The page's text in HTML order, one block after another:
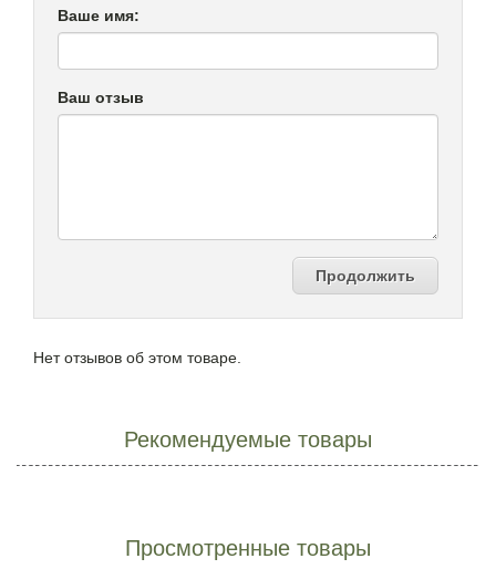
Ваше имя:
Ваш отзыв
Продолжить
Нет отзывов об этом товаре.
Рекомендуемые товары
Просмотренные товары